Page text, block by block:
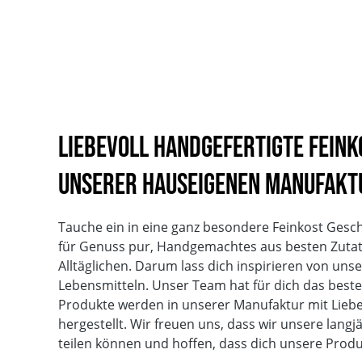
Liebevoll handgefertigte
unserer hauseigenen
Tauche ein in eine ganz besondere Feinkost
für Genuss pur, Handgemachtes aus besten
Alltäglichen. Darum lass dich inspirieren von
Lebensmitteln. Unser Team hat für dich das
Produkte werden in unserer Manufaktur mit
hergestellt. Wir freuen uns, dass wir unsere
teilen können und hoffen, dass dich unsere